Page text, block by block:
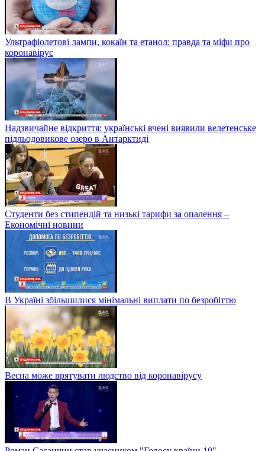
Ультрафіолетові лампи, кокаїн та етанол: правда та міфи про
коронавірус
Надзвичайне відкриття: українські вчені виявили велетенське
підльодовикове озеро в Антарктиді
Студенти без стипендій та низькі тарифи за опалення –
Економічні новини
В Україні збільшилися мінімальні виплати по безробіттю
Весна може врятувати людство від коронавірусу